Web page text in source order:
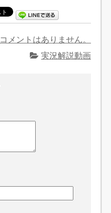
コメントはありません。
実況解説動画